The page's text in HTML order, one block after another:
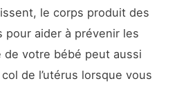
le corps produit des
pour aider à prévenir les
votre bébé peut aussi
de l’utérus lorsque vous